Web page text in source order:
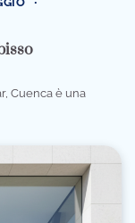
Cuenca è una